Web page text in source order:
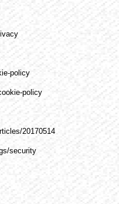
policy
policy
20170514
security